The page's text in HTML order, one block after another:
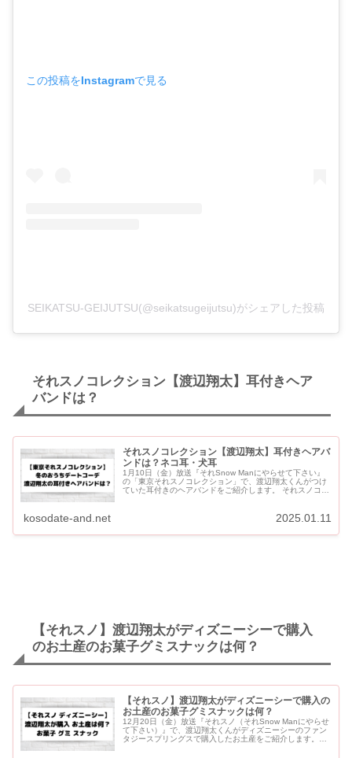
この投稿をInstagramで見る
SEIKATSU-GEIJUTSU(@seikatsugeijutsu)がシェアした投稿
それスノコレクション【渡辺翔太】耳付きヘア
バンドは？
それスノコレクション【渡辺翔太】耳付きヘアバ
ンドは？ネコ耳・犬耳
1月10日（金）放送『それSnow Manにやらせて下さい』
の「東京それスノコレクション」で、渡辺翔太くんがつけ
ていた耳付きのヘアバンドをご紹介します。 それスノコレ
kosodate-and.net 2025.01.11
【それスノ】渡辺翔太がディズニーシーで購入
のお土産のお菓子グミスナックは何？
【それスノ】渡辺翔太がディズニーシーで購入の
お土産のお菓子グミスナックは何？
12月20日（金）放送『それスノ（それSnow Manにやらせ
て下さい）』で、渡辺翔太くんがディズニーシーのファン
タジースプリングスで購入したお土産をご紹介します。